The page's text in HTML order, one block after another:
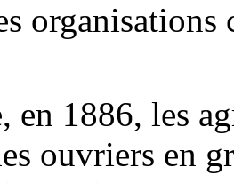
en 1886, les
ouvriers en